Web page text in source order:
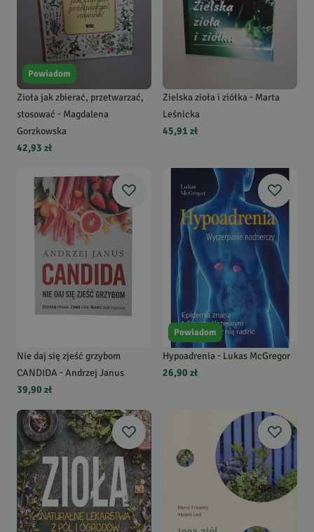
Powiadom
Zioła jak zbierać, przetwarzać,
stosować - Magdalena
Gorzkowska
42,93 zł
Zielska zioła i ziółka - Marta
Leśnicka
45,91 zł
Nie daj się zjeść grzybom
CANDIDA - Andrzej Janus
39,90 zł
Powiadom
Hypoadrenia - Lukas McGregor
26,90 zł